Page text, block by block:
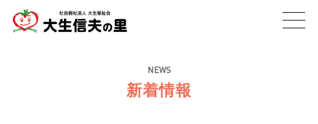
toggle
NEWS
新着情報